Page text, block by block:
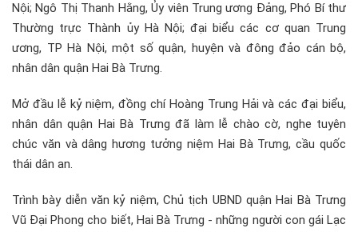
Nội; Ngô Thị Thanh Hằng, Ủy viên Trung ương Đảng, Phó Bí thư
Thường trực Thành ủy Hà Nội; đại biểu các cơ quan Trung
ương, TP Hà Nội, một số quận, huyện và đông đảo cán bộ,
nhân dân quận Hai Bà Trưng.
Mở đầu lễ kỷ niệm, đồng chí Hoàng Trung Hải và các đại biểu,
nhân dân quận Hai Bà Trưng đã làm lễ chào cờ, nghe tuyên
chúc văn và dâng hương tưởng niệm Hai Bà Trưng, cầu quốc
thái dân an.
Trình bày diễn văn kỷ niệm, Chủ tịch UBND quận Hai Bà Trưng
Vũ Đại Phong cho biết, Hai Bà Trưng - những người con gái Lạc